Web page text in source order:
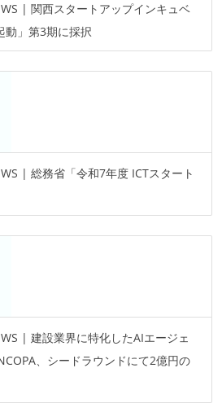
| 関西スタートアップインキュベ
動」第3期に採択
| 総務省「令和7年度 ICTスタート
| 建設業界に特化したAIエージェ
、シードラウンドにて2億円の